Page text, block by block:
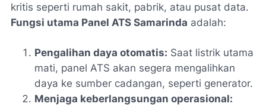
kritis seperti rumah sakit, pabrik, atau pusat data.
Fungsi utama Panel ATS Samarinda adalah:
Pengalihan daya otomatis: Saat listrik utama
mati, panel ATS akan segera mengalihkan
daya ke sumber cadangan, seperti generator.
Menjaga keberlangsungan operasional: